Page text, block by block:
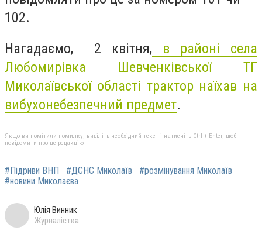
102.
Нагадаємо, 2 квітня, в районі села
Любомирівка Шевченківської ТГ
Миколаївської області трактор наїхав на
вибухонебезпечний предмет.
Якщо ви помітили помилку, виділіть необхідний текст і натисніть Ctrl + Enter, щоб
повідомити про це редакцію
#Підриви ВНП #ДСНС Миколаїв
#розмінування Миколаїв
#новини Миколаєва
Юлія Винник
Журналістка